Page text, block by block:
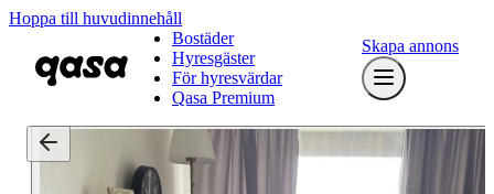
Hoppa till huvudinnehåll
Bostäder
Hyresgäster
För hyresvärdar
Qasa Premium
Skapa annons